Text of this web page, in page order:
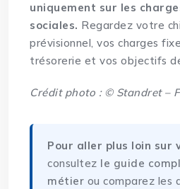
uniquement sur les
sociales. Regardez votre
prévisionnel, vos charges
trésorerie et vos objectifs
Crédit photo : © Standret –
Pour aller plus loin sur
consultez le guide
métier ou comparez les